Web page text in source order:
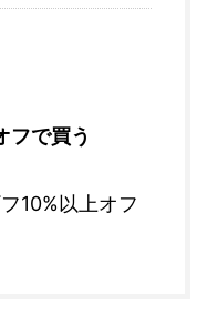
フで買う
10%以上オフ